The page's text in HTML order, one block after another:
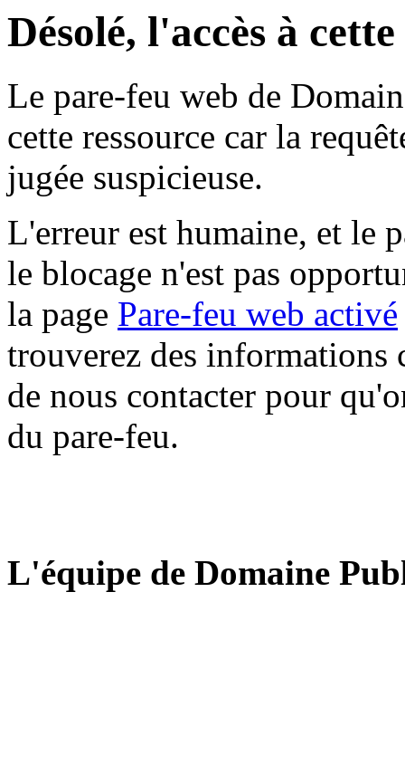
Désolé, l'accès à
Le pare-feu web de
cette ressource car la
jugée suspicieuse.
L'erreur est humaine, et le
le blocage n'est pas
la page Pare-feu web activé
trouverez des informations
de nous contacter pour
du pare-feu.
L'équipe de Domaine